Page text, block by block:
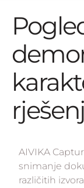
AIVIKA
snimanje
različitih